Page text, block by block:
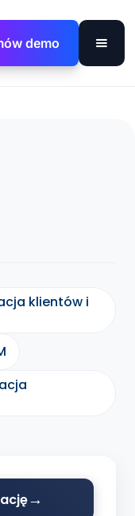
demo
klientów i